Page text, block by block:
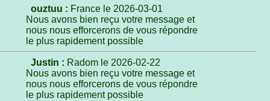
ouztuu : France le 2026-03-01
Nous avons bien reçu votre message et
nous nous efforcerons de vous répondre
le plus rapidement possible
Justin : Radom le 2026-02-22
Nous avons bien reçu votre message et
nous nous efforcerons de vous répondre
le plus rapidement possible